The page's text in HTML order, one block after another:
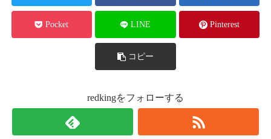
Pocket LINE Pinterest
コピー
redkingをフォローする